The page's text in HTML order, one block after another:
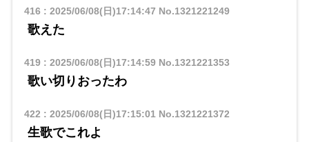
416 : 2025/06/08(日)17:14:47 No.1321221249
歌えた
419: 2025/06/08(日)17:14:59No.1321221353
歌い切りおったわ
422 : 2025/06/08(日)17:15:01No.1321221372
生歌でこれよ